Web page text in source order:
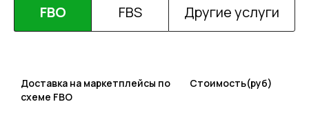
FBO FBS Другие услуги
Доставка на маркетплейсы по
схеме FBO
Стоимость(руб)